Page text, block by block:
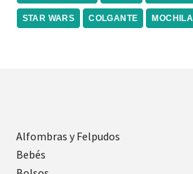
STAR WARS COLGANTE MOCHILA
Alfombras y Felpudos
Bebés